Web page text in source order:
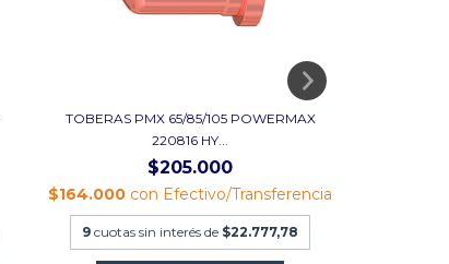
TOBERAS PMX 65/85/105 POWERMAX
220816 HY...
$205.000
$164.000 con Efectivo/Transferencia
9 cuotas sin interés de $22.777,78